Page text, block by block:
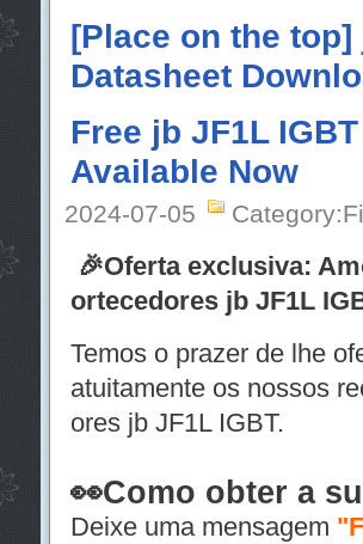
[Place on the
Datasheet
Free jb JF1L
Available Now
2024-07-05
🎉Oferta exclusiva:
ortecedores jb JF1L
Temos o prazer de lhe
atuitamente os nossos
ores jb JF1L IGBT.
👀Como obter a
Deixe uma mensagem